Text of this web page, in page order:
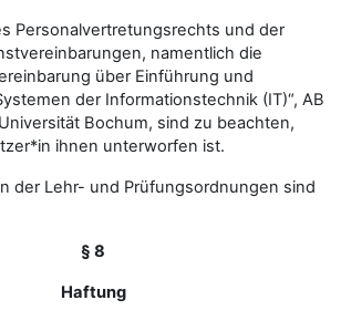
Personalvertretungsrechts und der
namentlich die
über Einführung und
der Informationstechnik (IT)“, AB
Bochum, sind zu beachten,
ihnen unterworfen ist.
der Lehr- und Prüfungsordnungen sind
§ 8
Haftung